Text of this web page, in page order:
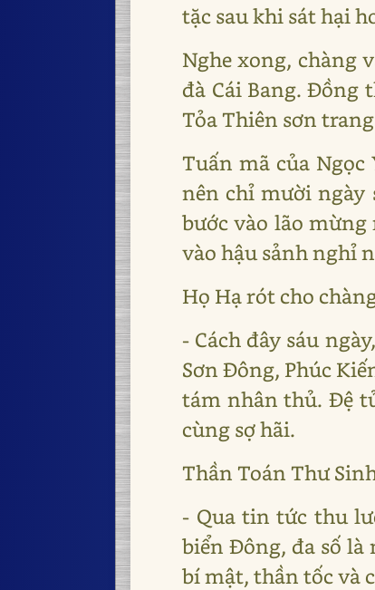
tặc sau khi sát hại
Nghe xong, chàng
đà Cái Bang. Đồng
Tỏa Thiên sơn
Tuấn mã của
nên chỉ mười ngày
bước vào lão
vào hậu sảnh nghỉ
Họ Hạ rót cho
- Cách đây sáu
Sơn Đông, Phúc
tám nhân thủ. Đệ
cùng sợ hãi.
Thần Toán Thư
- Qua tin tức thu
biển Đông, đa số
bí mật, thần tốc và